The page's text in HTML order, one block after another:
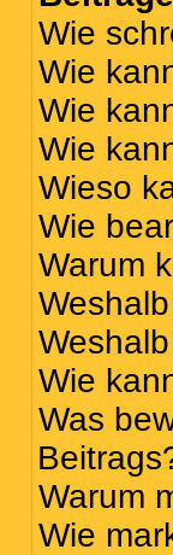
Wie
Wie
Wie
Wie
Wieso
Wie
Warum
Wie
Was
Warum
Wie